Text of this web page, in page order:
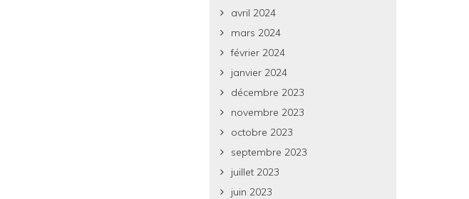
avril 2024
mars 2024
février 2024
janvier 2024
décembre 2023
novembre 2023
octobre 2023
septembre 2023
juillet 2023
juin 2023